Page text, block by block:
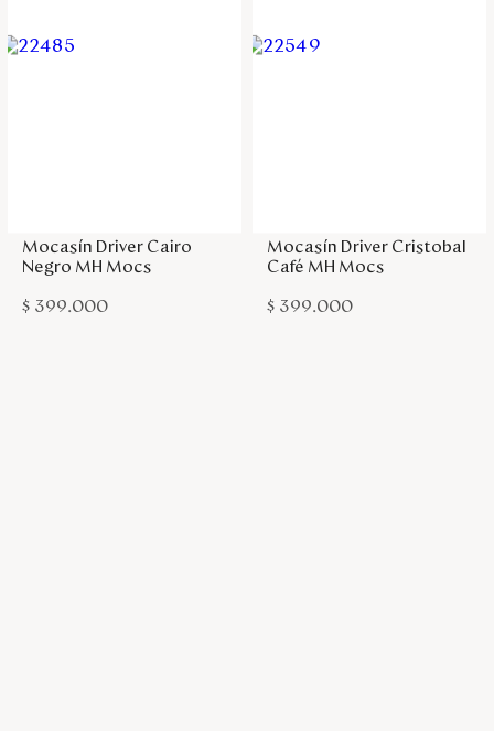
Mocasín Driver Cairo
Negro MH Mocs
$ 399.000
Mocasín Driver Cristobal
Café MH Mocs
$ 399.000